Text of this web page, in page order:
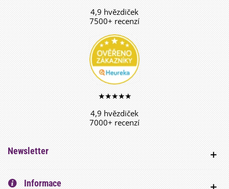
4,9 hvězdiček
7500+ recenzí
★★★★★
4,9 hvězdiček
7000+ recenzí
Newsletter
Informace